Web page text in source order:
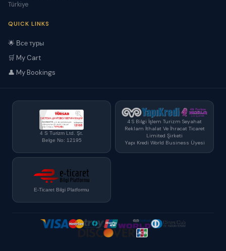
Türkiye
QUICK LINKS
🌟 Все туры
🛒 My Cart
👤 My Bookings
4 S Turizm Ltd. Şt.
Belge No: 12195
4 S Bilgi İşlem Turizm Seyahat
Reklam İthalat Ve İhracat Ticaret
Limited Şirketi
Yapı Kredi World Business Üyesi
E-Ticaret Bilgi Platformu